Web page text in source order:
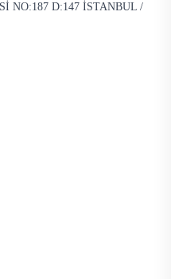
NO:187 D:147 İSTANBUL /